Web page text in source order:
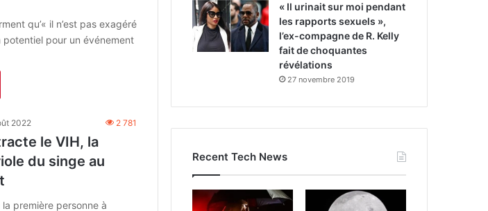
qu’« il n’est pas exagéré
potentiel pour un événement
2022 2 781
le VIH, la
du singe au
première personne à
« Il urinait sur moi pendant
les rapports sexuels »,
l’ex-compagne de R. Kelly
fait de choquantes
révélations
27 novembre 2019
Recent Tech News